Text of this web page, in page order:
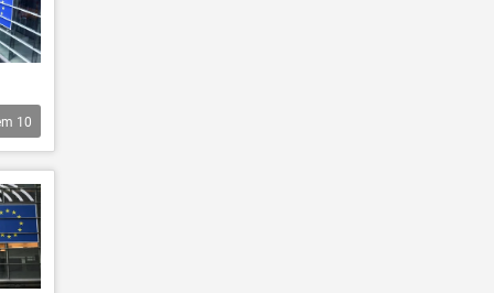
10